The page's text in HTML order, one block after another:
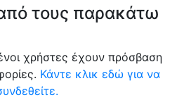
τους παρακάτω
χρήστες έχουν πρόσβαση
Κάντε κλικ εδώ για να